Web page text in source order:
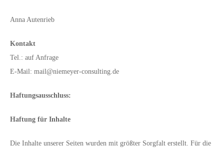
Anna Autenrieb
Kontakt
Tel.: auf Anfrage
E-Mail: mail@niemeyer-consulting.de
Haftungsausschluss:
Haftung für Inhalte
Die Inhalte unserer Seiten wurden mit größter Sorgfalt erstellt. Für die